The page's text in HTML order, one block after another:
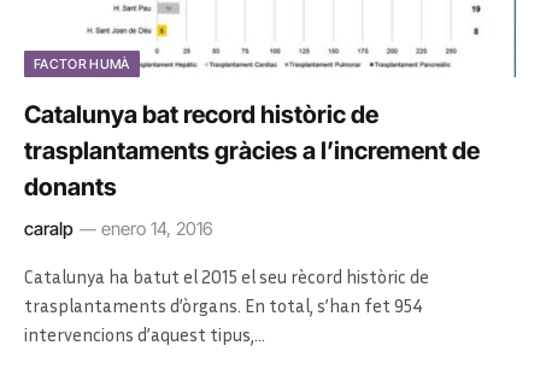
FACTOR HUMÀ
Catalunya bat record històric de
trasplantaments gràcies a l’increment de
donants
caralp enero 14, 2016
Catalunya ha batut el 2015 el seu rècord històric de
trasplantaments d’òrgans. En total, s’han fet 954
intervencions d’aquest tipus,…